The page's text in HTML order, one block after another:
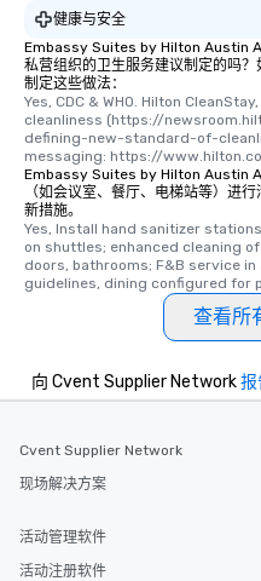
健康与安全
Embassy Suites by Hilton Austin
私营组织的卫生服务建议制定的吗
制定这些做法：
Yes, CDC & WHO. Hilton
cleanliness (https://
defining-new-standard-of-
messaging: https://
Embassy Suites by Hilton Austin
（如会议室、餐厅、电梯站等）进
新措施。
Yes, Install hand sanitizer
on shuttles; enhanced cleaning
doors, bathrooms; F&B service
guidelines, dining configured for
查看所
向 Cvent Supplier Network报
Cvent Supplier Network
现场解决方案
活动管理软件
活动注册软件